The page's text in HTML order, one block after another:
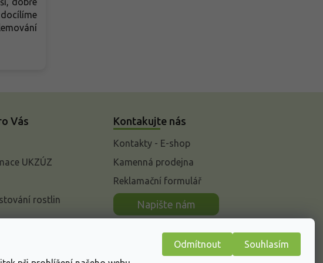
Odmítnout Souhlasím
Vás
UKZÚZ
rostlin
Kontakujte nás
Kontakty - E-shop
Kamenná prodejna
Reklamační formulář
Napište nám